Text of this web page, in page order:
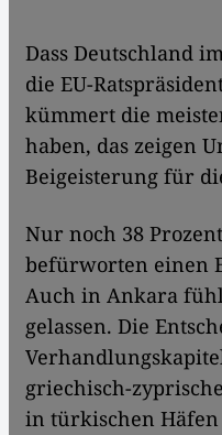
Dass Deutschland
die EU-
kümmert die
haben, das zeigen
Beigeisterung für
Nur noch 38
befürworten einen
Auch in Ankara
gelassen. Die
griechisch-
in türkischen